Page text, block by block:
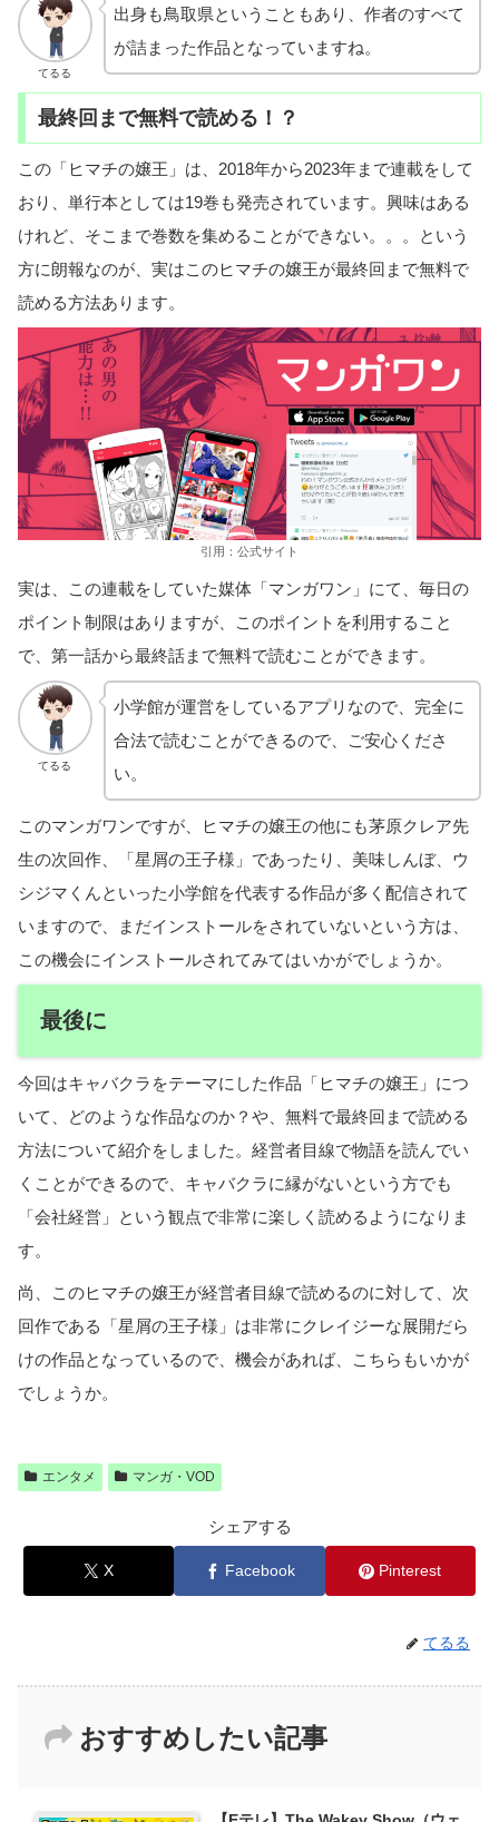
てるる
出身も鳥取県ということもあり、作者のすべて
が詰まった作品となっていますね。
最終回まで無料で読める！？
この「ヒマチの嬢王」は、2018年から2023年まで連載をして
おり、単行本としては19巻も発売されています。興味はある
けれど、そこまで巻数を集めることができない。。。という
方に朗報なのが、実はこのヒマチの嬢王が最終回まで無料で
読める方法あります。
引用：公式サイト
実は、この連載をしていた媒体「マンガワン」にて、毎日の
ポイント制限はありますが、このポイントを利用すること
で、第一話から最終話まで無料で読むことができます。
てるる
小学館が運営をしているアプリなので、完全に
合法で読むことができるので、ご安心くださ
い。
このマンガワンですが、ヒマチの嬢王の他にも茅原クレア先
生の次回作、「星屑の王子様」であったり、美味しんぼ、ウ
シジマくんといった小学館を代表する作品が多く配信されて
いますので、まだインストールをされていないという方は、
この機会にインストールされてみてはいかがでしょうか。
最後に
今回はキャバクラをテーマにした作品「ヒマチの嬢王」につ
いて、どのような作品なのか？や、無料で最終回まで読める
方法について紹介をしました。経営者目線で物語を読んでい
くことができるので、キャバクラに縁がないという方でも
「会社経営」という観点で非常に楽しく読めるようになりま
す。
尚、このヒマチの嬢王が経営者目線で読めるのに対して、次
回作である「星屑の王子様」は非常にクレイジーな展開だら
けの作品となっているので、機会があれば、こちらもいかが
でしょうか。
エンタメ マンガ・VOD
シェアする
X Facebook Pinterest
てるる
おすすめしたい記事